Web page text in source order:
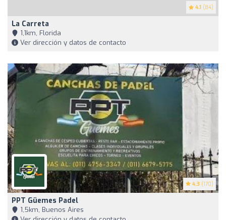
4.1 (84)
La Carreta
1,1km, Florida
Ver dirección y datos de contacto
4.3 (170)
PPT Güemes Padel
1,5km, Buenos Aires